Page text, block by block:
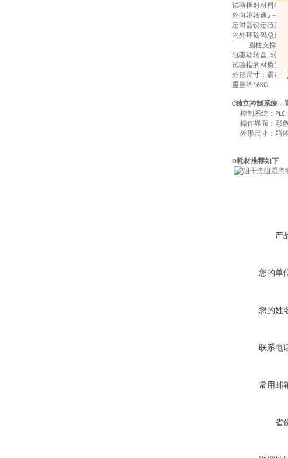
试验指对材料的压
外向轮转速5～
定时器设定范围
内外环砝码总重：
圆柱支撑体
电驱动转盘, 转盘
试验指的材质为
外形尺寸 ： 震动台
重量约16KG
C独立控制系统---
控制系统： PLC;
操作界面：彩
外形尺寸 ： 箱
D耗材推荐如下
产
您的单
您的姓
联系电
常用邮
省